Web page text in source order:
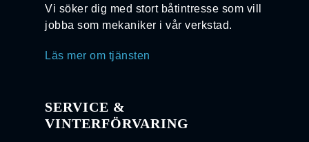
Vi söker dig med stort båtintresse som vill
jobba som mekaniker i vår verkstad.
Läs mer om tjänsten
SERVICE &
VINTERFÖRVARING